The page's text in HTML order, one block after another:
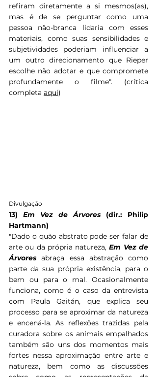
refiram diretamente a si mesmos(as),
mas é de se perguntar como uma
pessoa não-branca lidaria com esses
materiais, como suas sensibilidades e
subjetividades poderiam influenciar a
um outro direcionamento que Rieper
escolhe não adotar e que compromete
profundamente o filme". (crítica
completa aqui)
Divulgação
13) Em Vez de Árvores (dir.: Philip
Hartmann)
"Dado o quão abstrato pode ser falar de
arte ou da própria natureza, Em Vez de
Árvores abraça essa abstração como
parte da sua própria existência, para o
bem ou para o mal. Ocasionalmente
funciona, como é o caso da entrevista
com Paula Gaitán, que explica seu
processo para se aproximar da natureza
e encená-la. As reflexões trazidas pela
curadora sobre os animais empalhados
também são uns dos momentos mais
fortes nessa aproximação entre arte e
natureza, bem como as discussões